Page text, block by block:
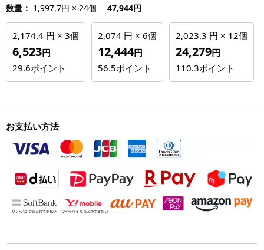
数量： 1,997.7円 × 24個 47,944円
2,174.4 円 × 3個
6,523円
29.6ポイント
2,074 円 × 6個
12,444円
56.5ポイント
2,023.3 円 × 12個
24,279円
110.3ポイント
お支払い方法